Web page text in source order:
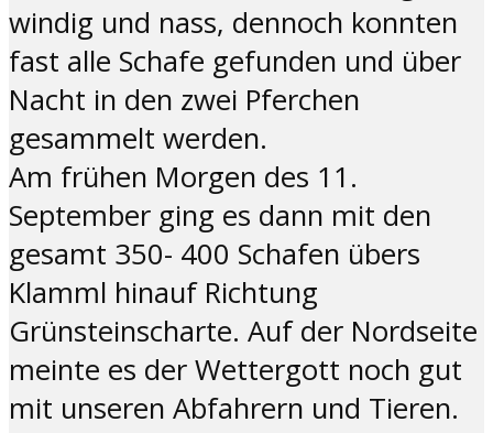
windig und nass, dennoch konnten
fast alle Schafe gefunden und über
Nacht in den zwei Pferchen
gesammelt werden.
Am frühen Morgen des 11.
September ging es dann mit den
gesamt 350- 400 Schafen übers
Klamml hinauf Richtung
Grünsteinscharte. Auf der Nordseite
meinte es der Wettergott noch gut
mit unseren Abfahrern und Tieren.